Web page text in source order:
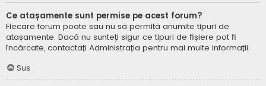
Ce atașamente sunt permise pe acest forum?
Fiecare forum poate sau nu să permită anumite tipuri de
atașamente. Dacă nu sunteți sigur ce tipuri de fișiere pot fi
încărcate, contactați Administrația pentru mai multe informații.
Sus